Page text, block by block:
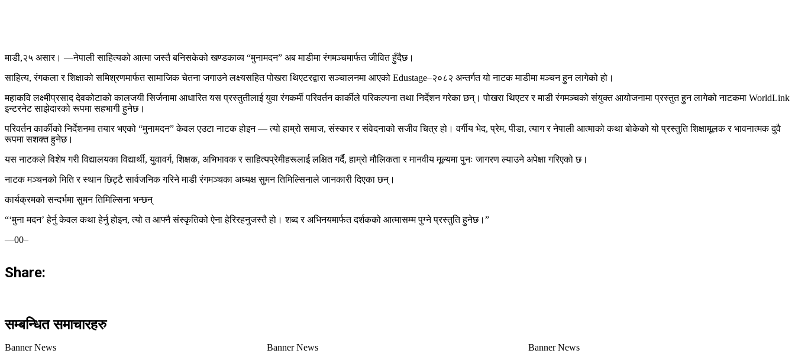
माडी,२५ असार। —नेपाली साहित्यको आत्मा जस्तै बनिसकेको खण्डकाव्य “मुनामदन” अब माडीमा रंगमञ्चमार्फत जीवित हुँदैछ।
साहित्य, रंगकला र शिक्षाको समिश्रणमार्फत सामाजिक चेतना जगाउने लक्ष्यसहित पोखरा थिएटरद्वारा सञ्चालनमा आएको Edustage–२०८२ अन्तर्गत यो नाटक माडीमा मञ्चन हुन लागेको हो।
महाकवि लक्ष्मीप्रसाद देवकोटाको कालजयी सिर्जनामा आधारित यस प्रस्तुतीलाई युवा रंगकर्मी परिवर्तन कार्कीले परिकल्पना तथा निर्देशन गरेका छन्। पोखरा थिएटर र माडी रंगमञ्चको संयुक्त आयोजनामा प्रस्तुत हुन लागेको नाटकमा WorldLink
इन्टरनेट साझेदारको रूपमा सहभागी हुनेछ।
परिवर्तन कार्कीको निर्देशनमा तयार भएको “मुनामदन” केवल एउटा नाटक होइन — त्यो हाम्रो समाज, संस्कार र संवेदनाको सजीव चित्र हो। वर्गीय भेद, प्रेम, पीडा, त्याग र नेपाली आत्माको कथा बोकेको यो प्रस्तुति शिक्षामूलक र भावनात्मक दुवै
रूपमा सशक्त हुनेछ।
यस नाटकले विशेष गरी विद्यालयका विद्यार्थी, युवावर्ग, शिक्षक, अभिभावक र साहित्यप्रेमीहरूलाई लक्षित गर्दै, हाम्रो मौलिकता र मानवीय मूल्यमा पुनः जागरण ल्याउने अपेक्षा गरिएको छ।
नाटक मञ्चनको मिति र स्थान छिट्टै सार्वजनिक गरिने माडी रंगमञ्चका अध्यक्ष सुमन तिमिल्सिनाले जानकारी दिएका छन्।
कार्यक्रमको सन्दर्भमा सुमन तिमिल्सिना भन्छन्
“‘मुना मदन’ हेर्नु केवल कथा हेर्नु होइन, त्यो त आफ्नै संस्कृतिको ऐना हेरिरहनुजस्तै हो। शब्द र अभिनयमार्फत दर्शकको आत्मासम्म पुग्ने प्रस्तुति हुनेछ।”
—00–
Share:
सम्बन्धित समाचारहरु
Banner News Banner News Banner News